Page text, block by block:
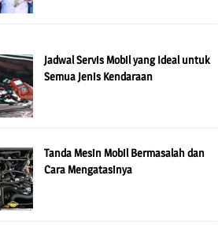
Jadwal Servis Mobil yang Ideal untuk
Semua Jenis Kendaraan
Tanda Mesin Mobil Bermasalah dan
Cara Mengatasinya